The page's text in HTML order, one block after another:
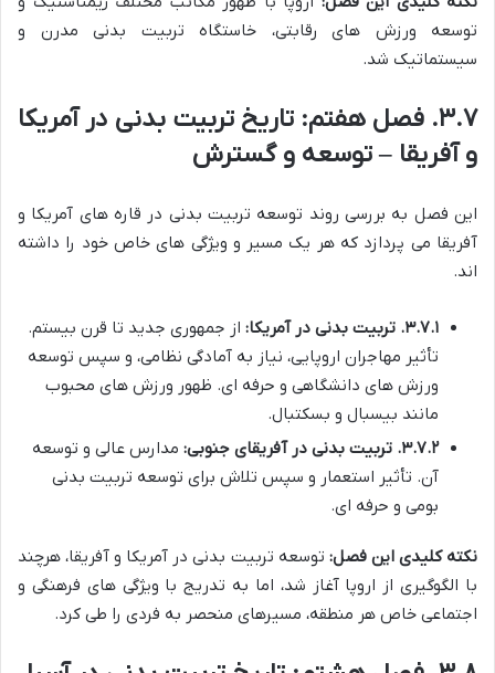
توسعه ورزش های رقابتی، خاستگاه تربیت بدنی مدرن و
سیستماتیک شد.
۳.۷. فصل هفتم: تاریخ تربیت بدنی در آمریکا
و آفریقا – توسعه و گسترش
این فصل به بررسی روند توسعه تربیت بدنی در قاره های آمریکا و
آفریقا می پردازد که هر یک مسیر و ویژگی های خاص خود را داشته
اند.
۳.۷.۱. تربیت بدنی در آمریکا:
از جمهوری جدید تا قرن بیستم.
تأثیر مهاجران اروپایی، نیاز به آمادگی نظامی، و سپس توسعه
ورزش های دانشگاهی و حرفه ای. ظهور ورزش های محبوب
مانند بیسبال و بسکتبال.
۳.۷.۲. تربیت بدنی در آفریقای جنوبی:
مدارس عالی و توسعه
آن. تأثیر استعمار و سپس تلاش برای توسعه تربیت بدنی
بومی و حرفه ای.
نکته کلیدی این فصل: توسعه تربیت بدنی در آمریکا و آفریقا، هرچند
با الگوگیری از اروپا آغاز شد، اما به تدریج با ویژگی های فرهنگی و
اجتماعی خاص هر منطقه، مسیرهای منحصر به فردی را طی کرد.